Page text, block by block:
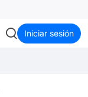
Iniciar sesión